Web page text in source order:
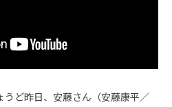
うど昨日、安藤さん（安藤康平／